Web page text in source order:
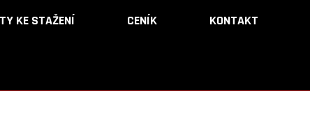
KE STAŽENÍ CENÍK KONTAKT
KE STAŽENÍ CENÍK KONTAKT